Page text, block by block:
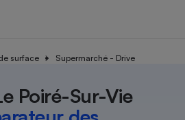
surface Supermarché - Drive
Poiré-Sur-VieAdditifs
Organismes de défense
Achat - Vente - Travaux
Démarche administrative
Train